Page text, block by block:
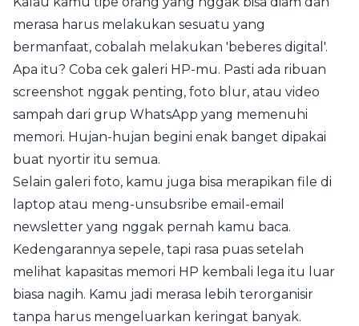
merasa harus melakukan sesuatu yang
bermanfaat, cobalah melakukan 'beberes digital'.
Apa itu? Coba cek galeri HP-mu. Pasti ada ribuan
screenshot nggak penting, foto blur, atau video
sampah dari grup WhatsApp yang memenuhi
memori. Hujan-hujan begini enak banget dipakai
buat nyortir itu semua.
Selain galeri foto, kamu juga bisa merapikan file di
laptop atau meng-unsubsribe email-email
newsletter yang nggak pernah kamu baca.
Kedengarannya sepele, tapi rasa puas setelah
melihat kapasitas memori HP kembali lega itu luar
biasa nagih. Kamu jadi merasa lebih terorganisir
tanpa harus mengeluarkan keringat banyak.